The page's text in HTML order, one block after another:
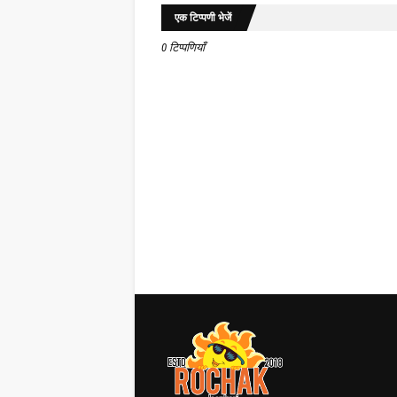
एक टिप्पणी भेजें
0 टिप्पणियाँ